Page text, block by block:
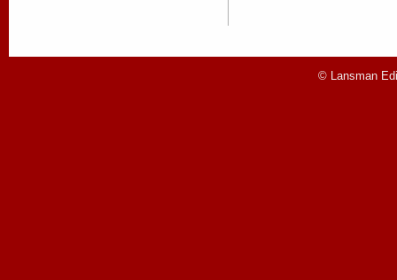
© Lansman